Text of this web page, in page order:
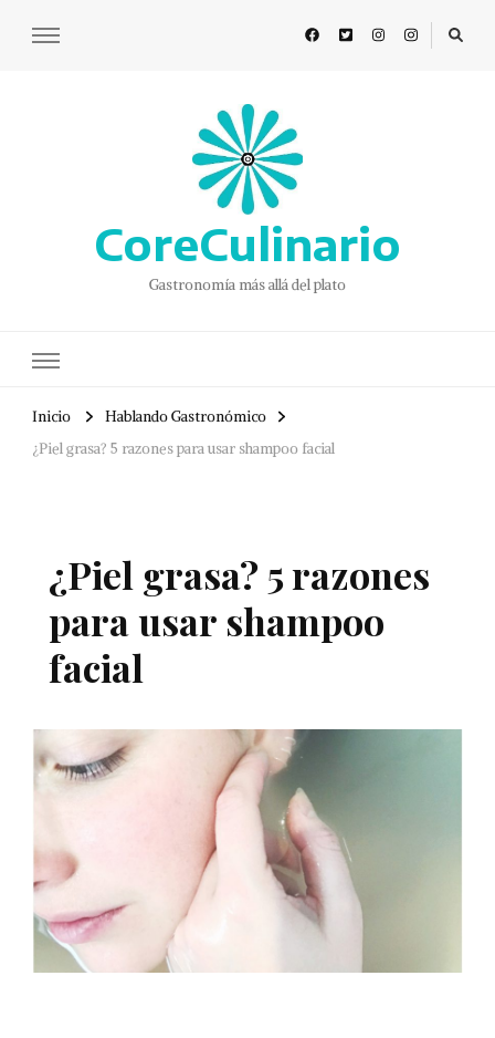
CoreCulinario
Gastronomía más allá del plato
Inicio
Hablando Gastronómico
¿Piel grasa? 5 razones para usar shampoo facial
¿Piel grasa? 5 razones
para usar shampoo
facial